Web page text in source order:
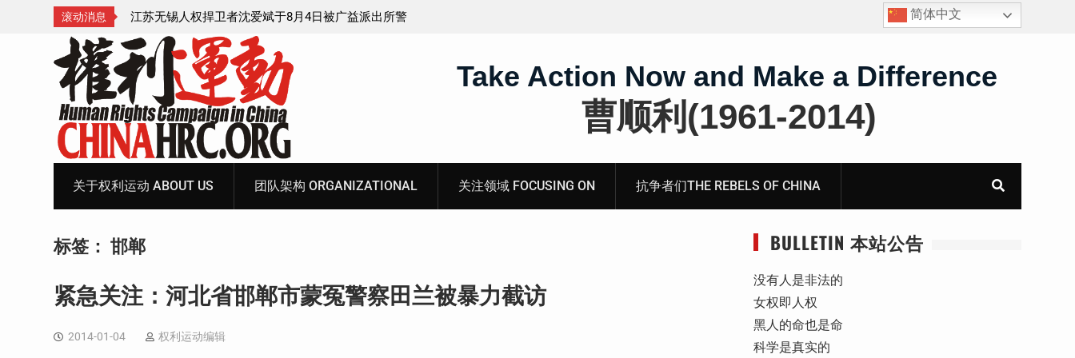
滚动消息
日被广益派出所警
带走后音信全无
武汉公民张毅于2026年7月28日被以“涉嫌煽动分裂国
家罪”执行逮捕 目前羁押在拉萨市看守所
获刑10年的“推墙大联盟案”任建平在永川监狱度过其62
简体中文
Take Action Now and Make a Difference
曹顺利(1961-2014)
关于权利运动 ABOUT US 团队架构 ORGANIZATIONAL 关注领域 FOCUSING ON 抗争者们THE REBELS OF CHINA
标签： 邯郸
紧急关注：河北省邯郸市蒙冤警察田兰被暴力截访
2014-01-04 权利运动编辑
BULLETIN 本站公告
没有人是非法的
女权即人权
黑人的命也是命
科学是真实的